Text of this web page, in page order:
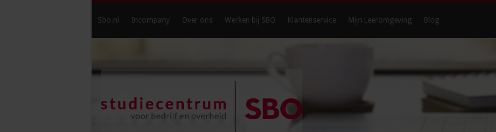
Sbo.nl Incompany Over ons Werken bij SBO Klantenservice Mijn Leeromgeving Blog